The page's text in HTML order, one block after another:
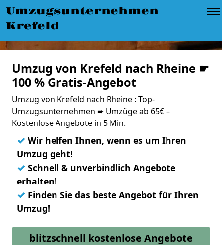
Umzugsunternehmen
Krefeld
Umzug von Krefeld nach Rheine ☛
100 % Gratis-Angebot
Umzug von Krefeld nach Rheine : Top-
Umzugsunternehmen ➨ Umzüge ab 65€ –
Kostenlose Angebote in 5 Min.
✓ Wir helfen Ihnen, wenn es um Ihren
Umzug geht!
✓ Schnell & unverbindlich Angebote
erhalten!
✓ Finden Sie das beste Angebot für Ihren
Umzug!
blitzschnell kostenlose Angebote